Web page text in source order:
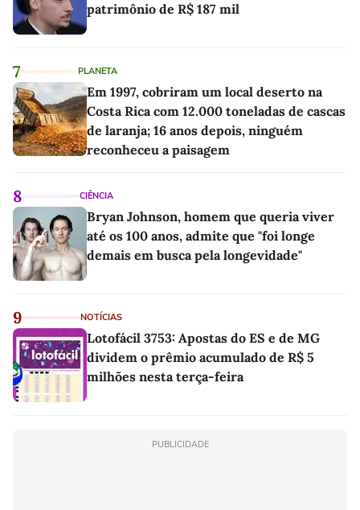
patrimônio de R$ 187 mil
7 PLANETA
Em 1997, cobriram um local deserto na
Costa Rica com 12.000 toneladas de cascas
de laranja; 16 anos depois, ninguém
reconheceu a paisagem
8 CIÊNCIA
Bryan Johnson, homem que queria viver
até os 100 anos, admite que "foi longe
demais em busca pela longevidade"
9 NOTÍCIAS
Lotofácil 3753: Apostas do ES e de MG
dividem o prêmio acumulado de R$ 5
milhões nesta terça-feira
PUBLICIDADE